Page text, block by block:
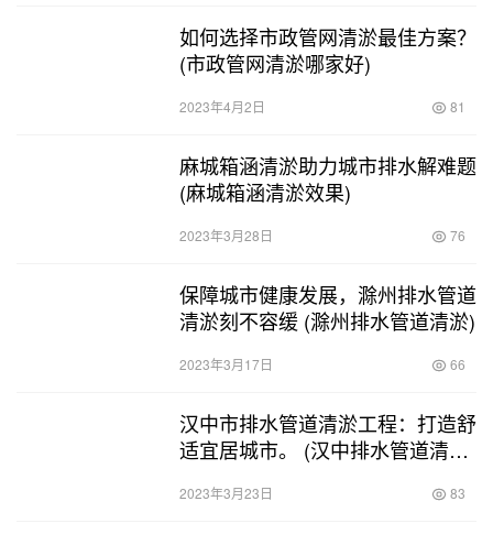
如何选择市政管网清淤最佳方案？
(市政管网清淤哪家好)
2023年4月2日 81
麻城箱涵清淤助力城市排水解难题
(麻城箱涵清淤效果)
2023年3月28日 76
保障城市健康发展，滁州排水管道
清淤刻不容缓 (滁州排水管道清淤)
2023年3月17日 66
汉中市排水管道清淤工程：打造舒
适宜居城市。 (汉中排水管道清淤
2023年3月23日 83